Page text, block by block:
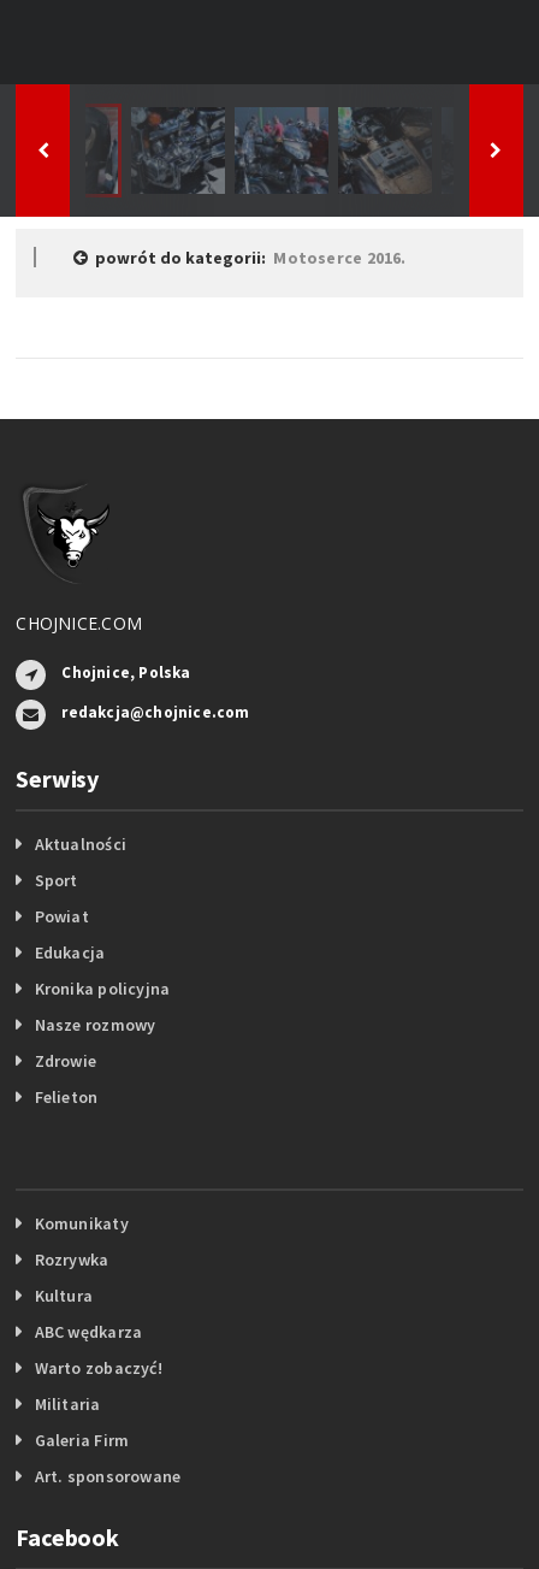
powrót do kategorii: Motoserce 2016.
CHOJNICE.COM
Chojnice, Polska
redakcja@chojnice.com
Serwisy
Aktualności
Sport
Powiat
Edukacja
Kronika policyjna
Nasze rozmowy
Zdrowie
Felieton
Komunikaty
Rozrywka
Kultura
ABC wędkarza
Warto zobaczyć!
Militaria
Galeria Firm
Art. sponsorowane
Facebook